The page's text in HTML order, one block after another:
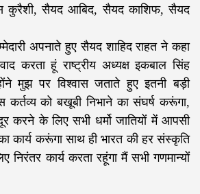
कुरैशी, सैयद आबिद, सैयद काशिफ, सैयद
अपनाते हुए सैयद शाहिद राहत ने कहा
करता हूं राष्ट्रीय अध्यक्ष इकबाल सिंह
मुझ पर विश्वास जताते हुए इतनी बड़ी
कर्तव्य को बखूबी निभाने का संघर्ष करूंगा,
करने के लिए सभी धर्मो जातियों में आपसी
कार्य करूंगा साथ ही भारत की हर संस्कृति
निरंतर कार्य करता रहूंगा मैं सभी गणमान्यों